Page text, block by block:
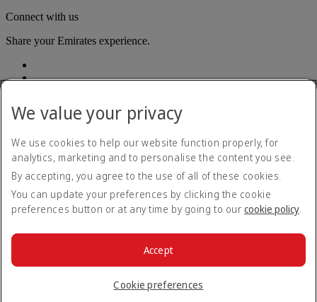
Connect with us
Share your Emirates experience.
Accessibility statement
Contact us
Privacy policy
Terms and conditions
Cookie Policy
© 2026 The Emirates Group. All Rights Reserved.
We value your privacy
We use cookies to help our website function properly, for
analytics, marketing and to personalise the content you see.
By accepting, you agree to the use of all of these cookies.
You can update your preferences by clicking the cookie
preferences button or at any time by going to our cookie policy.
Cookie preferences
Accept